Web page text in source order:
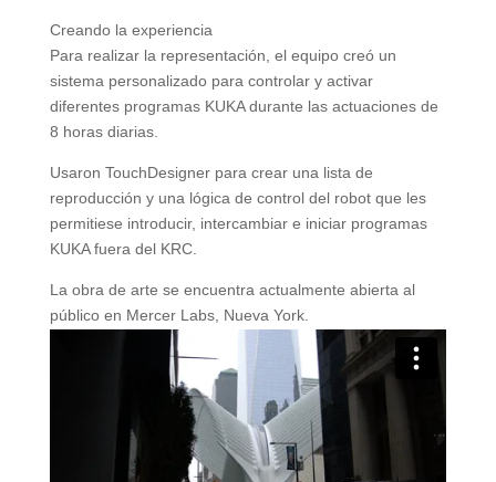
Creando la experiencia
Para realizar la representación, el equipo creó un
sistema personalizado para controlar y activar
diferentes programas KUKA durante las actuaciones de
8 horas diarias.
Usaron TouchDesigner para crear una lista de
reproducción y una lógica de control del robot que les
permitiese introducir, intercambiar e iniciar programas
KUKA fuera del KRC.
La obra de arte se encuentra actualmente abierta al
público en Mercer Labs, Nueva York.